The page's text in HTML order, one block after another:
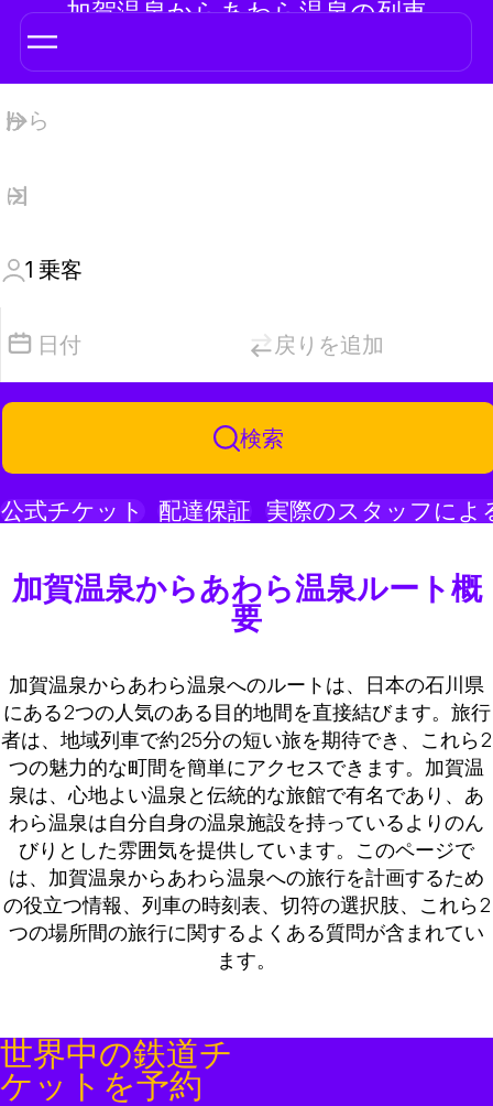
加賀温泉からあわら温泉の列車
1 乗客
日付 戻りを追加
検索
公式チケット 配達保証 実際のスタッフによ
加賀温泉からあわら温泉ルート概
要
加賀温泉からあわら温泉へのルートは、日本の石川県
にある2つの人気のある目的地間を直接結びます。旅行
者は、地域列車で約25分の短い旅を期待でき、これら2
つの魅力的な町間を簡単にアクセスできます。加賀温
泉は、心地よい温泉と伝統的な旅館で有名であり、あ
わら温泉は自分自身の温泉施設を持っているよりのん
びりとした雰囲気を提供しています。このページで
は、加賀温泉からあわら温泉への旅行を計画するため
の役立つ情報、列車の時刻表、切符の選択肢、これら2
つの場所間の旅行に関するよくある質問が含まれてい
ます。
世界中の鉄道チ
ケットを予約